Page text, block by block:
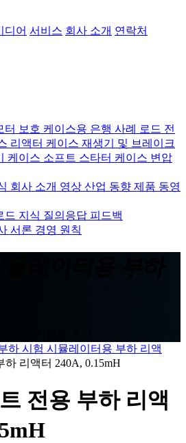
디어 서비스 회사 소개 연락처
터 보호 케이스용 은행 사례 로드 전
리액터 케이스 재생기 및 브레이크
케이스 소프트 스타터 케이스 변압
회사 소개 영상 산업 동향 제품 동영
드 지식 질의응답 피드백
서론 경영 원칙
하 시험 시뮬레이터용 부하 리액
리액터 240A, 0.15mH
전용 부하 리액